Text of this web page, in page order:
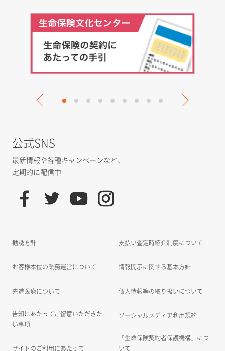
公式SNS
最新情報や各種キャンペーンなど、
定期的に配信中
勧誘方針
お客様本位の業務運営について
先進医療について
告知にあたってご留意いただきた
い事項
サイトのご利用にあたって
支払い査定時紹介制度について
情報開示に関する基本方針
個人情報等の取り扱いについて
ソーシャルメディア利用規約
「生命保険契約者保護機構」につ
いて